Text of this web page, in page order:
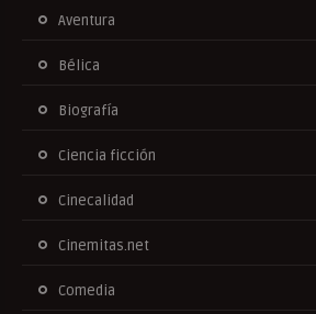
Aventura
Bélica
Biografía
Ciencia ficción
Cinecalidad
Cinemitas.net
Comedia